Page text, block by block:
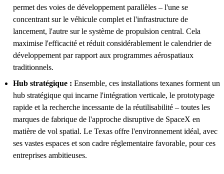
permet des voies de développement parallèles – l'une se
concentrant sur le véhicule complet et l'infrastructure de
lancement, l'autre sur le système de propulsion central. Cela
maximise l'efficacité et réduit considérablement le calendrier de
développement par rapport aux programmes aérospatiaux
traditionnels.
Hub stratégique : Ensemble, ces installations texanes forment un
hub stratégique qui incarne l'intégration verticale, le prototypage
rapide et la recherche incessante de la réutilisabilité – toutes les
marques de fabrique de l'approche disruptive de SpaceX en
matière de vol spatial. Le Texas offre l'environnement idéal, avec
ses vastes espaces et son cadre réglementaire favorable, pour ces
entreprises ambitieuses.